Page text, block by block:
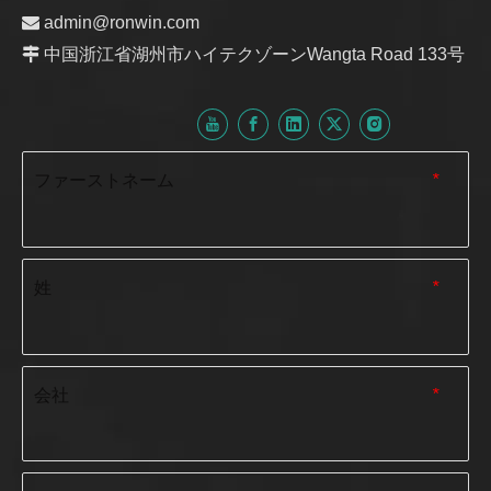
 admin@ronwin.com
 中国浙江省湖州市ハイテクゾーンWangta Road 133号
*
*
*
会社